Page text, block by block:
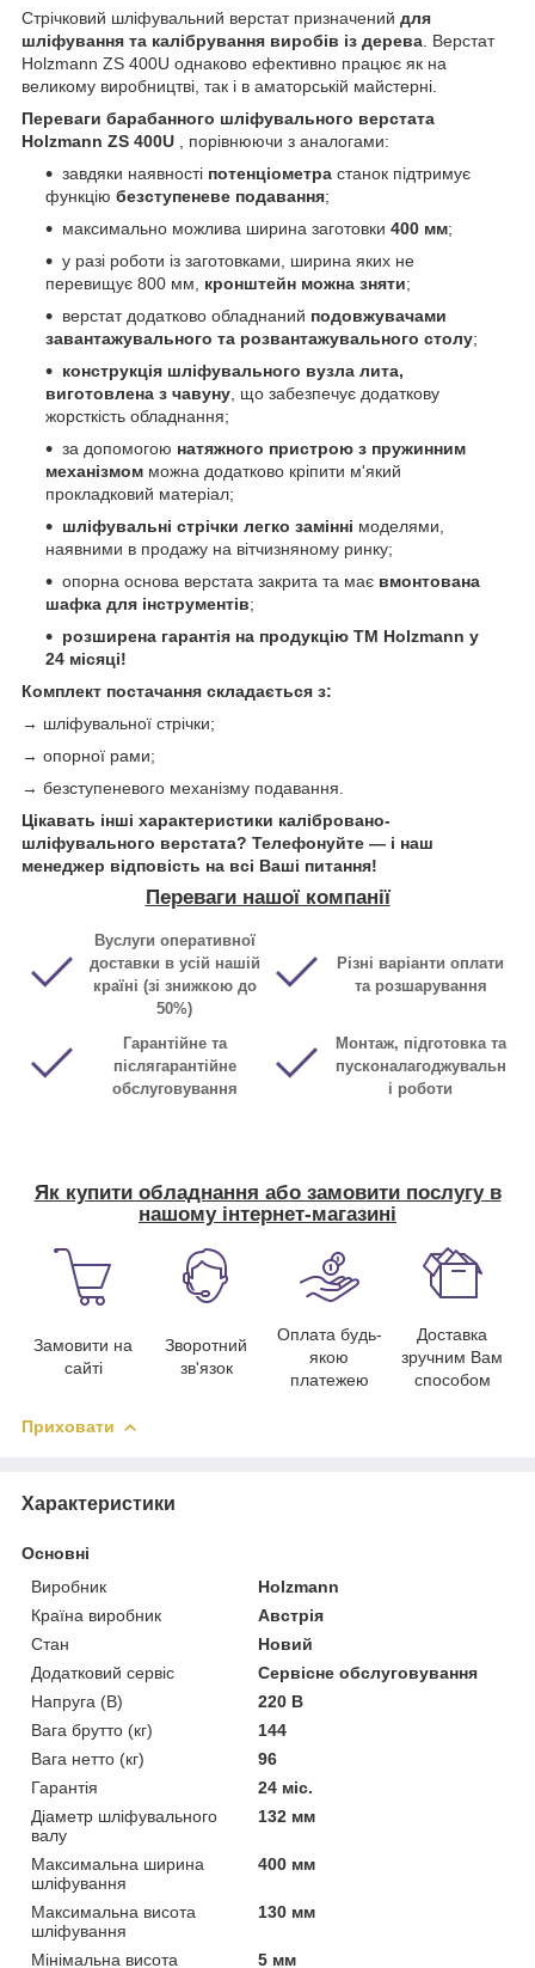
Стрічковий шліфувальний верстат призначений для
шліфування та калібрування виробів із дерева . Верстат
Holzmann ZS 400U однаково ефективно працює як на
великому виробництві, так і в аматорській майстерні.
Переваги барабанного шліфувального верстата
Holzmann ZS 400U
, порівнюючи з аналогами:
завдяки наявності потенціометра станок підтримує
функцію безступеневе подавання;
максимально можлива ширина заготовки 400 мм;
у разі роботи із заготовками, ширина яких не
перевищує 800 мм,
кронштейн можна зняти;
верстат додатково обладнаний подовжувачами
завантажувального та розвантажувального столу;
конструкція шліфувального вузла лита,
виготовлена з чавуну , що забезпечує додаткову
жорсткість обладнання;
за допомогою натяжного пристрою з пружинним
механізмом можна додатково кріпити м'який
прокладковий матеріал;
шліфувальні стрічки легко замінні моделями,
наявними в продажу на вітчизняному ринку;
опорна основа верстата закрита та має вмонтована
шафка для інструментів;
розширена гарантія на продукцію ТМ Holzmann у
24 місяці!
Комплект постачання складається з:
→ шліфувальної стрічки;
→ опорної рами;
→ безступеневого механізму подавання.
Цікавать інші характеристики калібровано-
шліфувального верстата? Телефонуйте — і наш
менеджер відповість на всі Ваші питання!
Переваги нашої компанії
Вуслуги оперативної
доставки в усій нашій
країні (зі знижкою до
50%)
Різні варіанти оплати
та розшарування
Гарантійне та
післягарантійне
обслуговування
Монтаж, підготовка та
пусконалагоджувальн
і роботи
Як купити обладнання або замовити послугу в
нашому інтернет-магазині
Замовити на
сайті
Зворотний
зв'язок
Оплата будь-
якою
платежею
Доставка
зручним Вам
способом
Приховати
Характеристики
Основні
Виробник
Holzmann
Країна виробник
Австрія
Стан
Новий
Додатковий сервіс
Сервісне обслуговування
Напруга (В)
220 В
Вага брутто (кг)
144
Вага нетто (кг)
96
Гарантія
24 міс.
Діаметр шліфувального
валу
132 мм
Максимальна ширина
шліфування
400 мм
Максимальна висота
шліфування
130 мм
Мінімальна висота 5 мм